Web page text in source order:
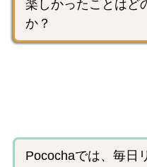
楽しかったことはど
か？
Pocochaでは、毎日